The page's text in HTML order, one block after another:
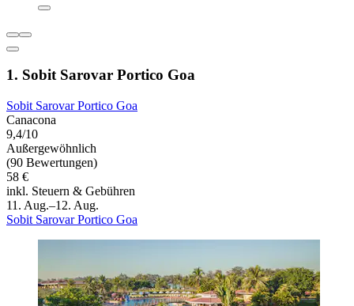
1. Sobit Sarovar Portico Goa
Sobit Sarovar Portico Goa
Canacona
9,4/10
Außergewöhnlich
(90 Bewertungen)
58 €
inkl. Steuern & Gebühren
11. Aug.–12. Aug.
Sobit Sarovar Portico Goa